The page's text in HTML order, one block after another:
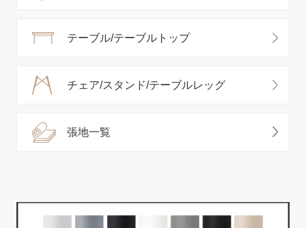
テーブル/テーブルトップ
チェア/スタンド/テーブルレッグ
張地一覧